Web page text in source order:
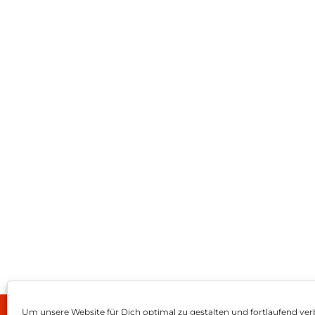
Um unsere Website für Dich optimal zu gestalten und fortlaufend